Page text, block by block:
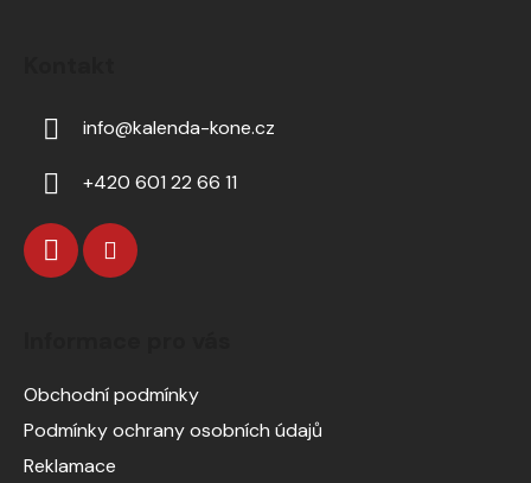
info@kalenda-kone.cz
+420 601 22 66 11
Obchodní podmínky
Podmínky ochrany osobních údajů
Reklamace